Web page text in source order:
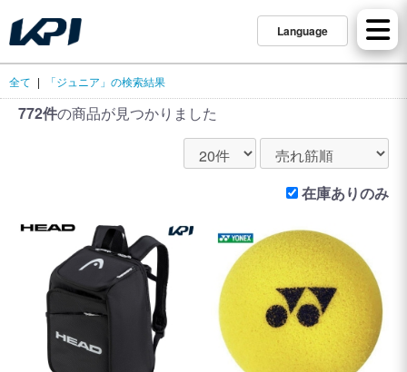
Language
全て | 「ジュニア」の検索結果
772件の商品が見つかりました
在庫ありのみ